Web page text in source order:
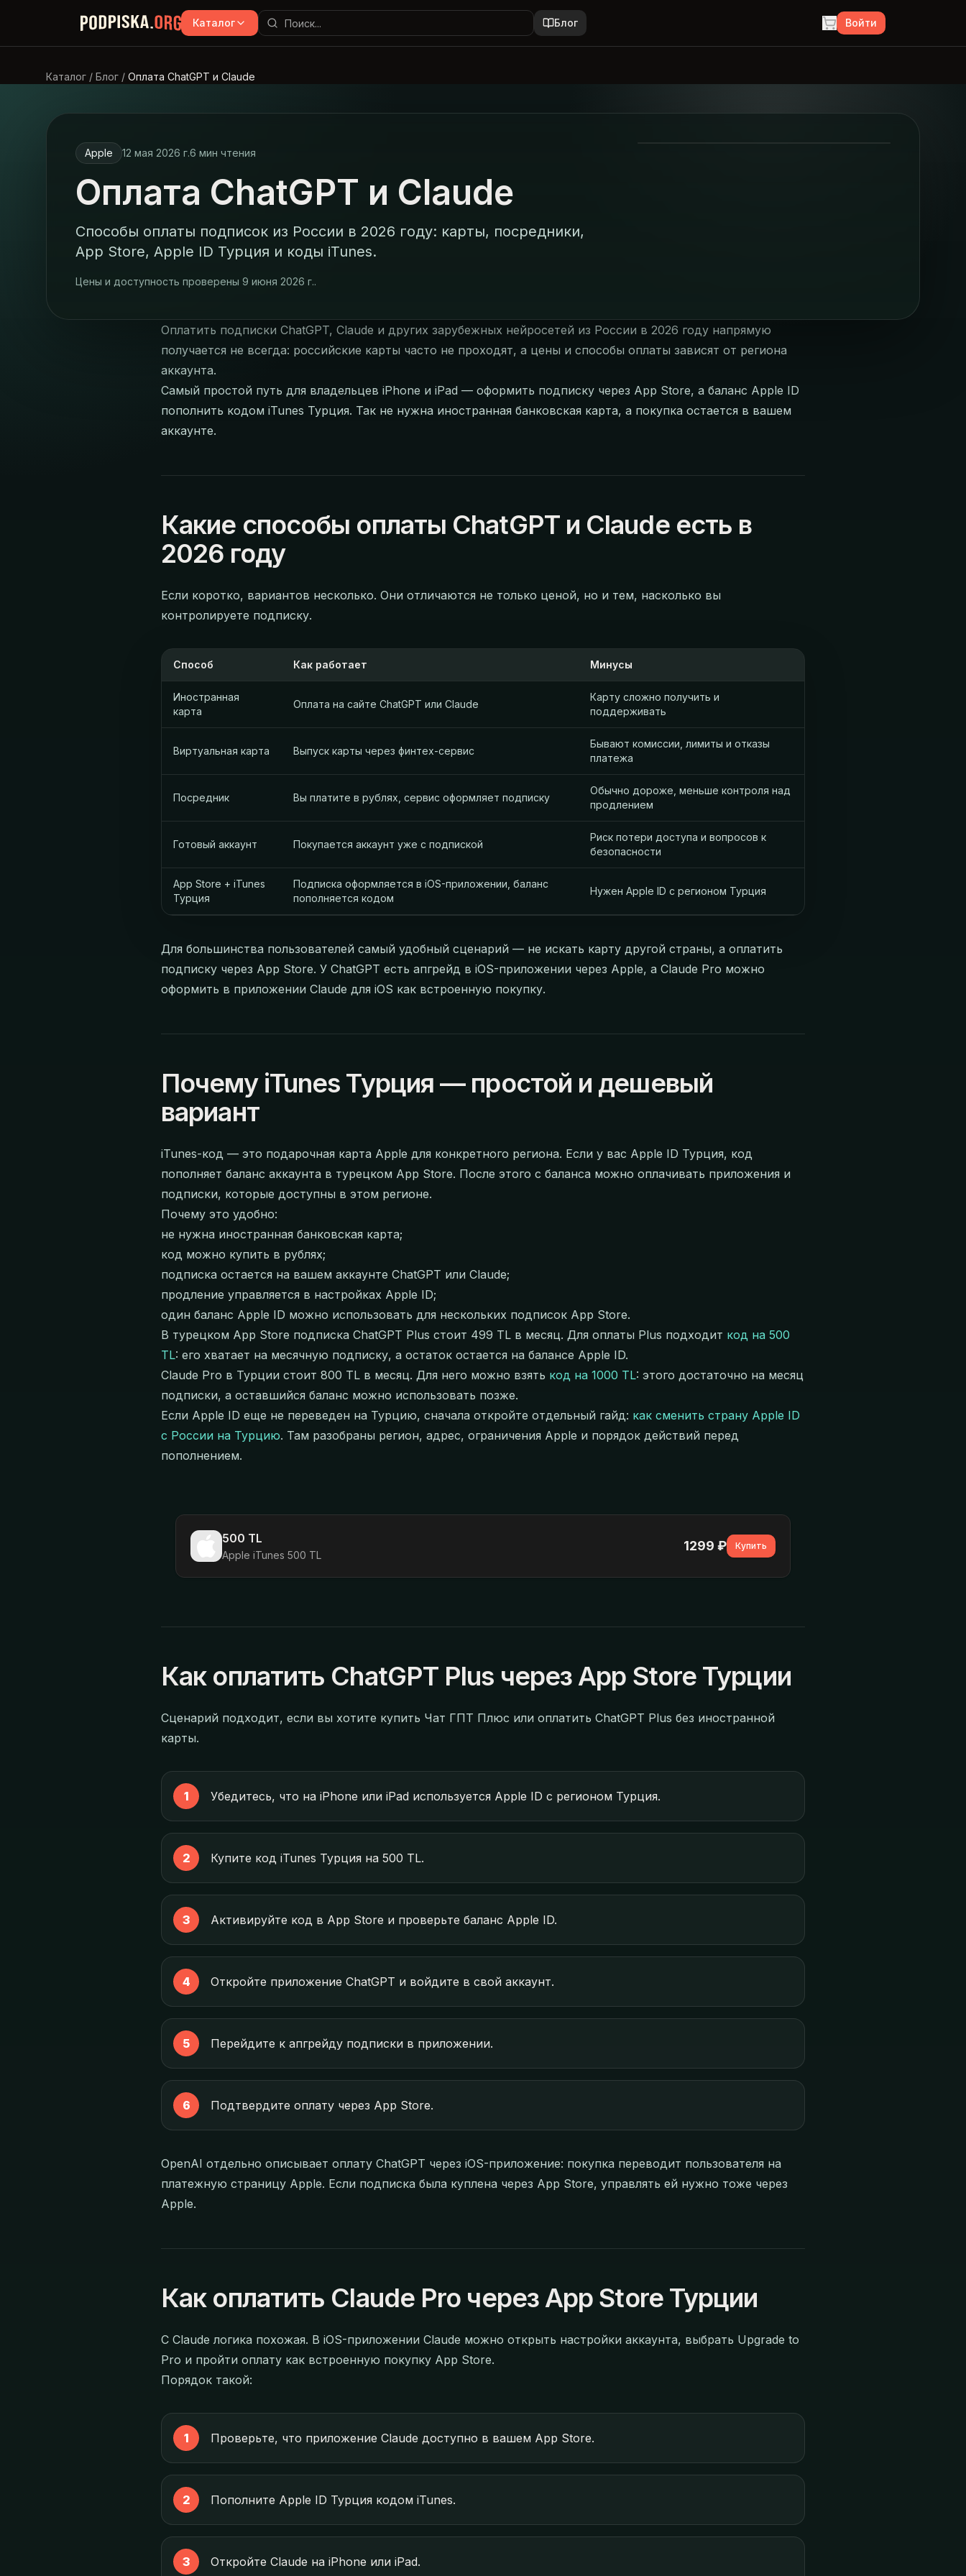
Перейти к основному содержимому
Каталог Блог Войти
Каталог / Блог / Оплата ChatGPT и Claude
Apple 12 мая 2026 г.6 мин чтения
Оплата ChatGPT и Claude
Способы оплаты подписок из России в 2026 году: карты, посредники,
App Store, Apple ID Турция и коды iTunes.
Цены и доступность проверены 9 июня 2026 г..
Оплатить подписки ChatGPT, Claude и других зарубежных нейросетей из России в 2026 году напрямую
получается не всегда: российские карты часто не проходят, а цены и способы оплаты зависят от региона
аккаунта.
Самый простой путь для владельцев iPhone и iPad — оформить подписку через App Store, а баланс Apple ID
пополнить кодом iTunes Турция. Так не нужна иностранная банковская карта, а покупка остается в вашем
аккаунте.
Какие способы оплаты ChatGPT и Claude есть в
2026 году
Если коротко, вариантов несколько. Они отличаются не только ценой, но и тем, насколько вы
контролируете подписку.
Способ Как работает Минусы
Иностранная
карта
Оплата на сайте ChatGPT или Claude
Карту сложно получить и
поддерживать
Виртуальная карта Выпуск карты через финтех-сервис
Бывают комиссии, лимиты и отказы
платежа
Посредник Вы платите в рублях, сервис оформляет подписку
Обычно дороже, меньше контроля над
продлением
Готовый аккаунт Покупается аккаунт уже с подпиской
Риск потери доступа и вопросов к
безопасности
App Store + iTunes
Турция
Подписка оформляется в iOS-приложении, баланс
пополняется кодом
Нужен Apple ID с регионом Турция
Для большинства пользователей самый удобный сценарий — не искать карту другой страны, а оплатить
подписку через App Store. У ChatGPT есть апгрейд в iOS-приложении через Apple, а Claude Pro можно
оформить в приложении Claude для iOS как встроенную покупку.
Почему iTunes Турция — простой и дешевый
вариант
iTunes-код — это подарочная карта Apple для конкретного региона. Если у вас Apple ID Турция, код
пополняет баланс аккаунта в турецком App Store. После этого с баланса можно оплачивать приложения и
подписки, которые доступны в этом регионе.
Почему это удобно:
не нужна иностранная банковская карта;
код можно купить в рублях;
подписка остается на вашем аккаунте ChatGPT или Claude;
продление управляется в настройках Apple ID;
один баланс Apple ID можно использовать для нескольких подписок App Store.
В турецком App Store подписка ChatGPT Plus стоит 499 TL в месяц. Для оплаты Plus подходит код на 500
TL: его хватает на месячную подписку, а остаток остается на балансе Apple ID.
Claude Pro в Турции стоит 800 TL в месяц. Для него можно взять код на 1000 TL: этого достаточно на месяц
подписки, а оставшийся баланс можно использовать позже.
Если Apple ID еще не переведен на Турцию, сначала откройте отдельный гайд: как сменить страну Apple ID
с России на Турцию. Там разобраны регион, адрес, ограничения Apple и порядок действий перед
пополнением.
500 TL
Apple iTunes 500 TL
1299 ₽ Купить
Как оплатить ChatGPT Plus через App Store Турции
Сценарий подходит, если вы хотите купить Чат ГПТ Плюс или оплатить ChatGPT Plus без иностранной
карты.
Убедитесь, что на iPhone или iPad используется Apple ID с регионом Турция.
Купите код iTunes Турция на 500 TL.
Активируйте код в App Store и проверьте баланс Apple ID.
Откройте приложение ChatGPT и войдите в свой аккаунт.
Перейдите к апгрейду подписки в приложении.
Подтвердите оплату через App Store.
OpenAI отдельно описывает оплату ChatGPT через iOS-приложение: покупка переводит пользователя на
платежную страницу Apple. Если подписка была куплена через App Store, управлять ей нужно тоже через
Apple.
Как оплатить Claude Pro через App Store Турции
С Claude логика похожая. В iOS-приложении Claude можно открыть настройки аккаунта, выбрать Upgrade to
Pro и пройти оплату как встроенную покупку App Store.
Порядок такой:
Проверьте, что приложение Claude доступно в вашем App Store.
Пополните Apple ID Турция кодом iTunes.
Откройте Claude на iPhone или iPad.